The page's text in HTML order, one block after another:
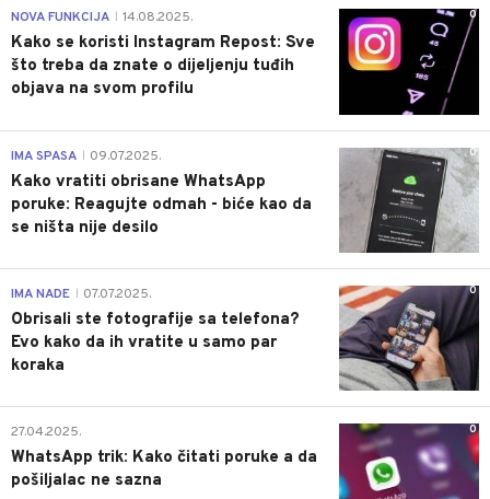
0
NOVA FUNKCIJA 14.08.2025.
Kako se koristi Instagram Repost: Sve
što treba da znate o dijeljenju tuđih
objava na svom profilu
0
IMA SPASA 09.07.2025.
Kako vratiti obrisane WhatsApp
poruke: Reagujte odmah - biće kao da
se ništa nije desilo
0
IMA NADE 07.07.2025.
Obrisali ste fotografije sa telefona?
Evo kako da ih vratite u samo par
koraka
0
27.04.2025.
WhatsApp trik: Kako čitati poruke a da
pošiljalac ne sazna